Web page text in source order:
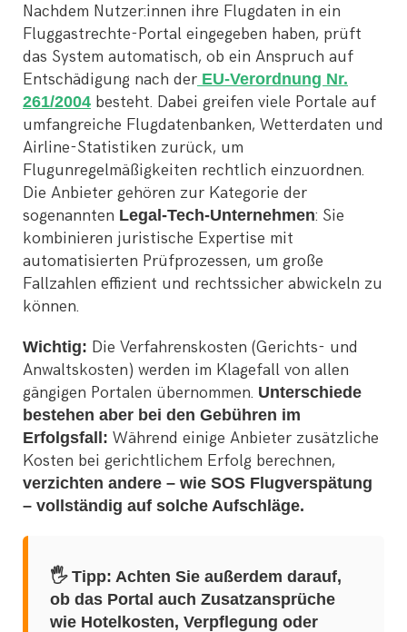
Nachdem Nutzer:innen ihre Flugdaten in ein
Fluggastrechte-Portal eingegeben haben, prüft
das System automatisch, ob ein Anspruch auf
Entschädigung nach der EU-Verordnung Nr.
261/2004 besteht. Dabei greifen viele Portale auf
umfangreiche Flugdatenbanken, Wetterdaten und
Airline-Statistiken zurück, um
Flugunregelmäßigkeiten rechtlich einzuordnen.
Die Anbieter gehören zur Kategorie der
sogenannten Legal-Tech-Unternehmen: Sie
kombinieren juristische Expertise mit
automatisierten Prüfprozessen, um große
Fallzahlen effizient und rechtssicher abwickeln zu
können.
Wichtig: Die Verfahrenskosten (Gerichts- und
Anwaltskosten) werden im Klagefall von allen
gängigen Portalen übernommen. Unterschiede
bestehen aber bei den Gebühren im
Erfolgsfall: Während einige Anbieter zusätzliche
Kosten bei gerichtlichem Erfolg berechnen,
verzichten andere – wie SOS Flugverspätung
– vollständig auf solche Aufschläge.
🖐️ Tipp: Achten Sie außerdem darauf,
ob das Portal auch Zusatzansprüche
wie Hotelkosten, Verpflegung oder